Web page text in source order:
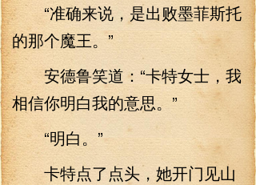
“准确来说，是出败墨菲斯托
的那个魔王。”
安德鲁笑道：“卡特女士，我
相信你明白我的意思。”
“明白。”
卡特点了点头，她开门见山